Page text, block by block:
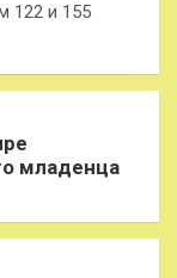
122 и 155
младенца